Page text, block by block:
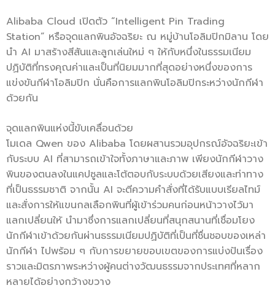
Alibaba Cloud เปิดตัว “Intelligent Pin Trading
Station” หรือจุดแลกพินอัจฉริยะ ณ หมู่บ้านโอลิมปิกมิลาน โดย
นำ AI มาสร้างสีสันและลูกเล่นใหม่ ๆ ให้กับหนึ่งในธรรมเนียม
ปฏิบัติที่ทรงคุณค่าและเป็นที่นิยมมากที่สุดอย่างหนึ่งของการ
แข่งขันกีฬาโอลิมปิก นั่นคือการแลกพินโอลิมปิกระหว่างนักกีฬา
ด้วยกัน
จุดแลกพินแห่งนี้ขับเคลื่อนด้วย
โมเดล Qwen ของ Alibaba โดยผสานรวมอุปกรณ์อัจฉริยะเข้า
กับระบบ AI ที่สามารถเข้าใจทั้งภาษาและภาพ เพียงนักกีฬาวาง
พินของตนลงในแคปซูลและโต้ตอบกับระบบด้วยเสียงและท่าทาง
ที่เป็นธรรมชาติ จากนั้น AI จะตีความคำสั่งที่ได้รับแบบเรียลไทม์
และสั่งการให้แขนกลเลือกพินที่ผู้เข้าร่วมคนก่อนหน้าวางไว้มา
แลกเปลี่ยนให้ นำมาซึ่งการแลกเปลี่ยนที่สนุกสนานที่เชื่อมโยง
นักกีฬาเข้าด้วยกันผ่านธรรมเนียมปฏิบัติที่เป็นที่ชื่นชอบของเหล่า
นักกีฬา ไปพร้อม ๆ กับการขยายขอบเขตของการแบ่งปันเรื่อง
ราวและมิตรภาพระหว่างผู้คนต่างวัฒนธรรมจากประเทศที่หลาก
หลายได้อย่างกว้างขวาง